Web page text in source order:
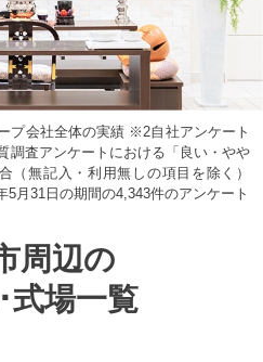
プ会社全体の実績 ※2自社アンケート
調査アンケートにおける「良い・やや
（無記入・利用無しの項目を除く）
月31日の期間の4,343件のアンケート
周辺の
式場一覧